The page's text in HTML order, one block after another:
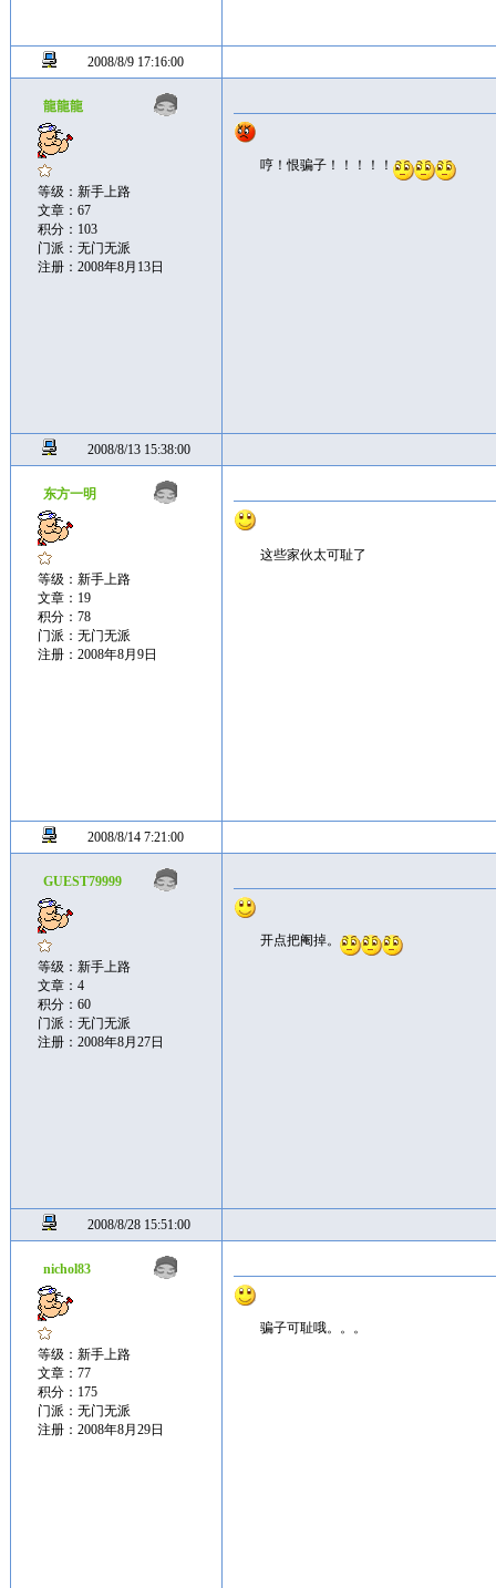
2008/8/9 17:16:00
龍龍龍
等级：新手上路
文章：67
积分：103
门派：无门无派
注册：2008年8月13日
哼！恨骗子！！！！！
2008/8/13 15:38:00
东方一明
等级：新手上路
文章：19
积分：78
门派：无门无派
注册：2008年8月9日
这些家伙太可耻了
2008/8/14 7:21:00
GUEST79999
等级：新手上路
文章：4
积分：60
门派：无门无派
注册：2008年8月27日
开点把阉掉。
2008/8/28 15:51:00
nichol83
等级：新手上路
文章：77
积分：175
门派：无门无派
注册：2008年8月29日
骗子可耻哦。。。